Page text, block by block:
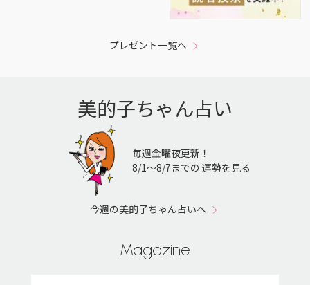
プレゼント一覧へ
美的子ちゃん占い
毎週金曜夜更新！
8/1〜8/7までの 運勢を見る
今週の美的子ちゃん占いへ
Magazine